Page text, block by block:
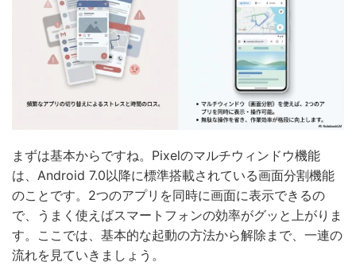
まずは基本からですね。Pixelのマルチウィンドウ機能
は、Android 7.0以降に標準搭載されている画面分割機能
のことです。2つのアプリを同時に画面に表示できるの
で、うまく使えばスマートフォンの効率がグッと上がりま
す。ここでは、基本的な起動の方法から解除まで、一連の
流れを見ていきましょう。